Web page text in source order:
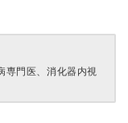
専門医、消化器内視